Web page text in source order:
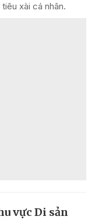
xài cá nhân.
vực Di sản